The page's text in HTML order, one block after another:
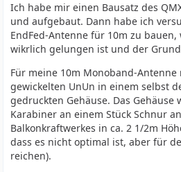
Ich habe mir einen Bausatz des
und aufgebaut. Dann habe ich
EndFed-Antenne für 10m zu
wikrlich gelungen ist und der
Für meine 10m Monoband-
gewickelten UnUn in einem selbst
gedruckten Gehäuse. Das
Karabiner an einem Stück Schnur
Balkonkraftwerkes in ca. 2 1/2m
dass es nicht optimal ist, aber für
reichen).